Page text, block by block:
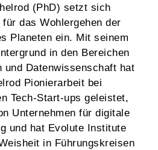
(PhD) setzt sich
das Wohlergehen der
Planeten ein. Mit seinem
in den Bereichen
und Datenwissenschaft hat
Pionierarbeit bei
Tech-Start-ups geleistet,
Unternehmen für digitale
und hat Evolute Institute
in Führungskreisen